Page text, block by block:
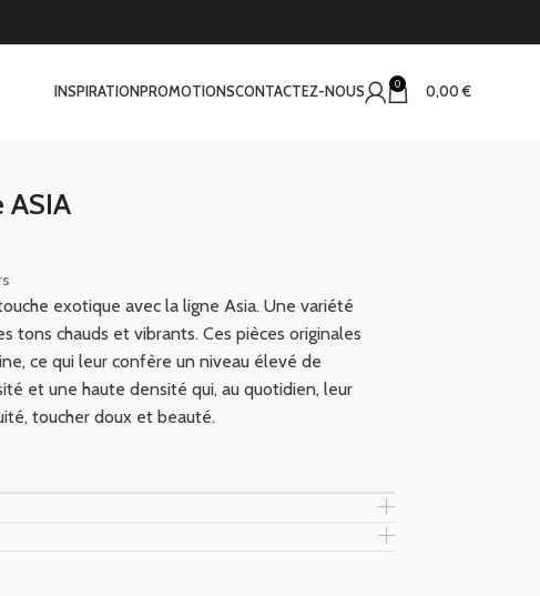
INSPIRATIONPROMOTIONSCONTACTEZ-NOUS 0 0,00€
ASIA
exotique avec la ligne Asia. Une variété
tons chauds et vibrants. Ces pièces originales
ce qui leur confère un niveau élevé de
et une haute densité qui, au quotidien, leur
toucher doux et beauté.